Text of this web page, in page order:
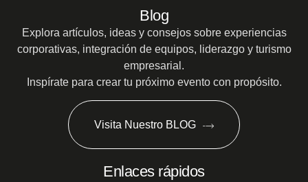
Blog
Explora artículos, ideas y consejos sobre experiencias
corporativas, integración de equipos, liderazgo y turismo
empresarial.
Inspírate para crear tu próximo evento con propósito.
Visita Nuestro BLOG
Enlaces rápidos